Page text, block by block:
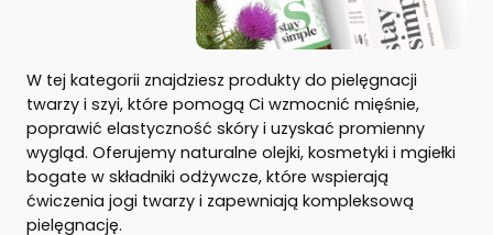
W tej kategorii znajdziesz produkty do pielęgnacji
twarzy i szyi, które pomogą Ci wzmocnić mięśnie,
poprawić elastyczność skóry i uzyskać promienny
wygląd. Oferujemy naturalne olejki, kosmetyki i mgiełki
bogate w składniki odżywcze, które wspierają
ćwiczenia jogi twarzy i zapewniają kompleksową
pielęgnację.